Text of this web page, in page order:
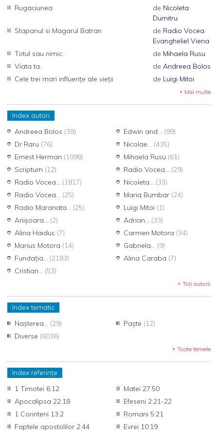
Rugaciunea
de Nicoleta
Dumitru
Stapanul si Magarul Batran
de Radio Vocea
Evangheliel Viena
Totul sau nimic.
de Mihaela Rusu
Viata ta..
de Andreea Bolos
Cele trei mari influențe ale vieții
de Luigi Mitoi
Mai multe
Index autori
Andreea Bolos (39) Edwin and... (99)
Dr Raru (76) Nicolae... (435)
Ernest Herman (1098) Mihaela Rusu (61)
Scriptum (12) Radio Vocea... (29)
Radio Vocea... (1817) Nicoleta... (33)
Radio Vocea... (25) Maria Bumbar (24)
Radio Maranata... (25) Luigi Mitoi (1)
Anișoara... (2) Adrian... (33)
Alina Haiduc (7) Carmen Motora (34)
Marius Motora (14) Gabriela... (9)
Fundația... (2183) Alina Caraba (7)
Cristian... (53)
Toți autorii
Index tematic
Nașterea... (29) Paște (12)
Diverse (6036)
Toate temele
Index referințe
1 Timotei 6:12
Matei 27:50
Apocalipsa 22:18
Efeseni 2:21-22
1 Corinteni 13:2
Romani 5:21
Faptele apostolilor 2:44
Evrei 10:19